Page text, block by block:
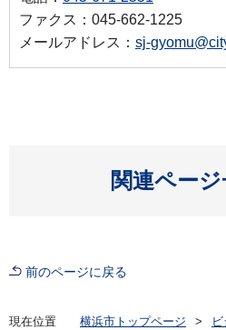
ファクス：045-662-1225
メールアドレス： sj-
関連ペー
前のページに戻る
現在位置 横浜市トップページ